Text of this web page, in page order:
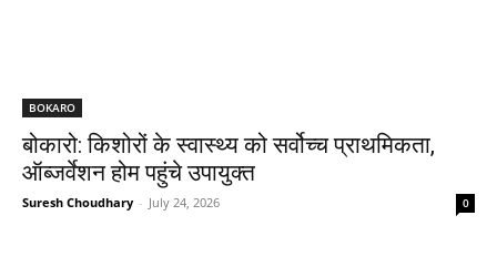
BOKARO
बोकारो: किशोरों के स्वास्थ्य को सर्वोच्च प्राथमिकता,
ऑब्जर्वेशन होम पहुंचे उपायुक्त
Suresh Choudhary - July 24, 2026 0